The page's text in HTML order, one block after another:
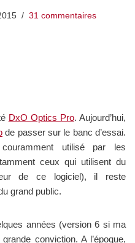
31 commentaires
DxO Optics Pro. Aujourd’hui,
de passer sur le banc d’essai.
utilisé par les
ceux qui utilisent du
de ce logiciel), il reste
grand public.
années (version 6 si ma
conviction. A l’époque,